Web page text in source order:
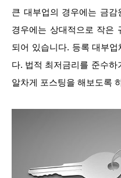
큰 대부업의 경우에는 금감
경우에는 상대적으로 작은
되어 있습니다. 등록 대부
다. 법적 최저금리를 준수
알차게 포스팅을 해보도록